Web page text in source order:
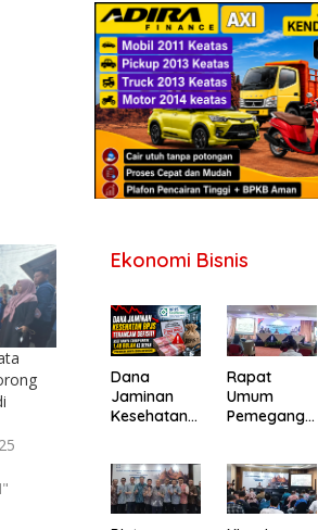
Ekonomi Bisnis
Dana
Jaminan
Kesehatan
Defisit,
Pemerintah
Diminta
Rapat
Umum
Pemegang
Gapuraprim
a Tbk
Tahun Buku